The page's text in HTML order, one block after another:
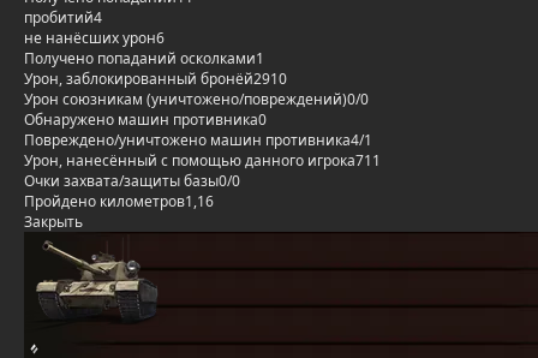
пробитий4
не нанёсших урон6
Получено попаданий осколками1
Урон, заблокированный бронёй2910
Урон союзникам (уничтожено/повреждений)0/0
Обнаружено машин противника0
Повреждено/уничтожено машин противника4/1
Урон, нанесённый с помощью данного игрока711
Очки захвата/защиты базы0/0
Пройдено километров1,16
Закрыть